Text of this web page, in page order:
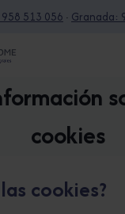
513 056 · Granada:
cookies
cookies?